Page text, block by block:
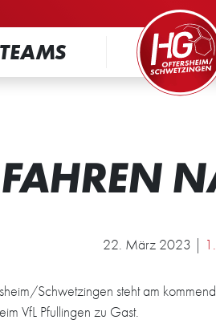
TEAMS
22. März 2023 |
Schwetzingen steht am
VfL Pfullingen zu Gast.